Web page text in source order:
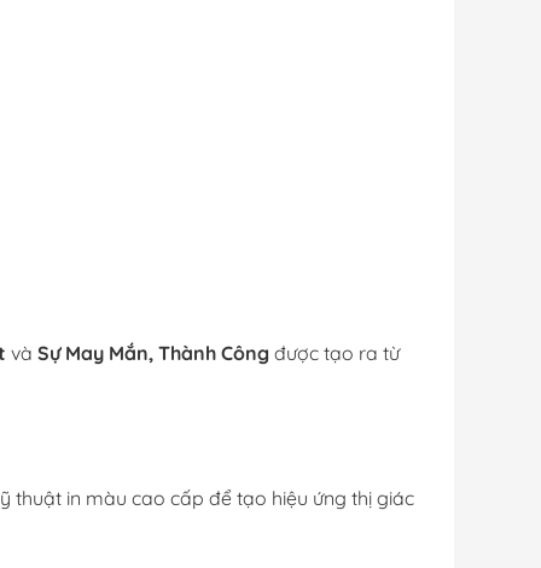
và Sự May Mắn, Thành Công được tạo ra từ
in màu cao cấp để tạo hiệu ứng thị giác